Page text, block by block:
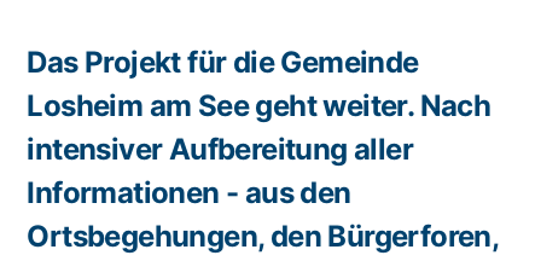
Das Projekt für die Gemeinde
Losheim am See geht weiter. Nach
intensiver Aufbereitung aller
Informationen - aus den
Ortsbegehungen, den Bürgerforen,